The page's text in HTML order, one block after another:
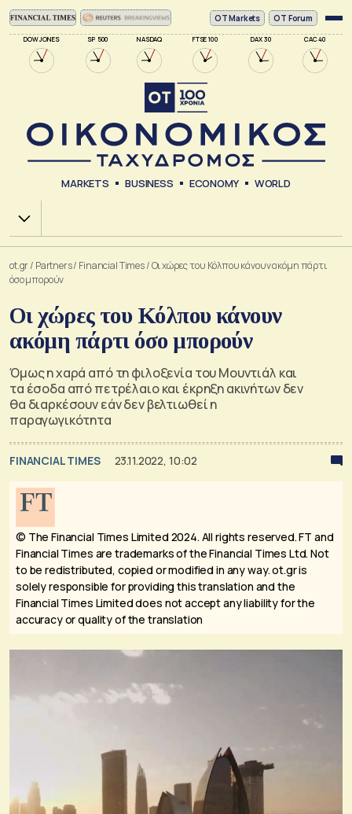
DOW JONES SP 500 NASDAQ FTSE 100 DAX 30 CAC 40
ΟΤ Markets OT Forum
MARKETS BUSINESS ECONOMY WORLD
Χ.Α.
ot.gr/ Partners/ Financial Times/Οι χώρες του Κόλπου κάνουν ακόμη πάρτι
όσο μπορούν
Οι χώρες του Κόλπου κάνουν
ακόμη πάρτι όσο μπορούν
Όμως η χαρά από τη φιλοξενία του Μουντιάλ και
τα έσοδα από πετρέλαιο και έκρηξη ακινήτων δεν
θα διαρκέσουν εάν δεν βελτιωθεί η
παραγωγικότητα
FINANCIAL TIMES 23.11.2022, 10:02
© The Financial Times Limited 2024. All rights reserved.FT and
Financial Times are trademarks of the Financial Times Ltd. Not
to be redistributed, copied or modified in any way. ot.gr is
solely responsible for providing this translation and the
Financial Times Limited does not accept any liability for the
accuracy or quality of the translation